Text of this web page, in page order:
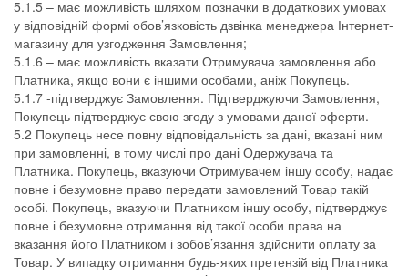
5.1.5 – має можливість шляхом позначки в додаткових умовах
у відповідній формі обов’язковість дзвінка менеджера Інтернет-
магазину для узгодження Замовлення;
5.1.6 – має можливість вказати Отримувача замовлення або
Платника, якщо вони є іншими особами, аніж Покупець.
5.1.7 -підтверджує Замовлення. Підтверджуючи Замовлення,
Покупець підтверджує свою згоду з умовами даної оферти.
5.2 Покупець несе повну відповідальність за дані, вказані ним
при замовленні, в тому числі про дані Одержувача та
Платника. Покупець, вказуючи Отримувачем іншу особу, надає
повне і безумовне право передати замовлений Товар такій
особі. Покупець, вказуючи Платником іншу особу, підтверджує
повне і безумовне отримання від такої особи права на
вказання його Платником і зобов’язання здійснити оплату за
Товар. У випадку отримання будь-яких претензій від Платника